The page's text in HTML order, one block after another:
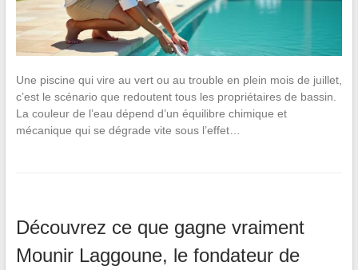
Une piscine qui vire au vert ou au trouble en plein mois de juillet,
c’est le scénario que redoutent tous les propriétaires de bassin.
La couleur de l’eau dépend d’un équilibre chimique et
mécanique qui se dégrade vite sous l’effet…
Découvrez ce que gagne vraiment
Mounir Laggoune, le fondateur de